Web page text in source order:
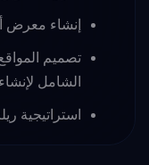
إنشاء معرض
تصميم
الشامل
استراتيجية